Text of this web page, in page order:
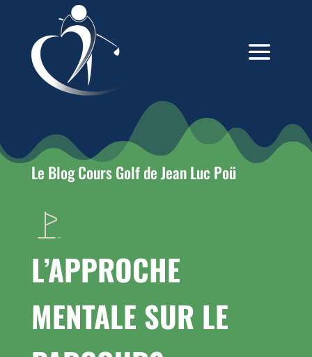
Le Blog Cours Golf de Jean Luc Poü
L’APPROCHE
MENTALE SUR LE